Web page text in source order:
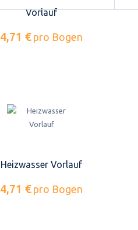
Vorlauf
4,71 € pro Bogen
Heizwasser Vorlauf
4,71 € pro Bogen